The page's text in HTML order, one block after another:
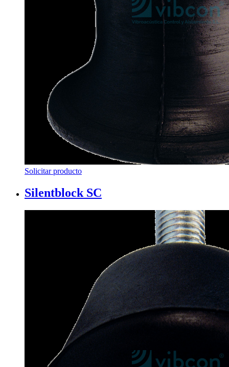
Solicitar producto
Silentblock SC